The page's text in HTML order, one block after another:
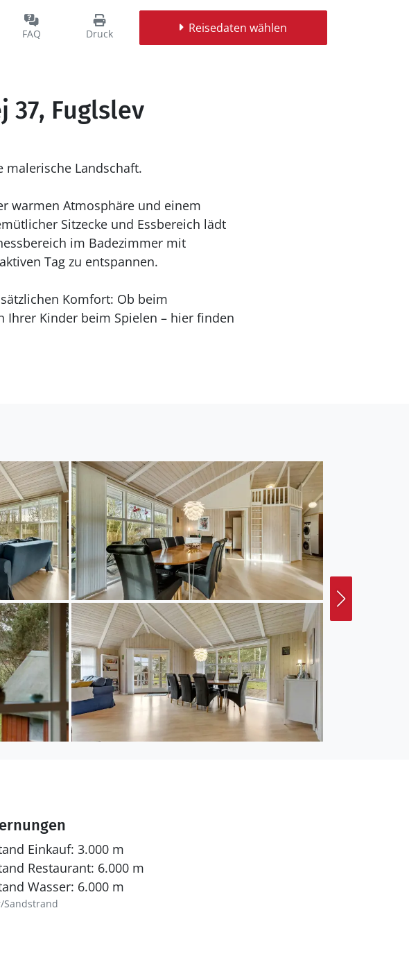
FAQ Druck Reisedaten wählen
37, Fuglslev
malerische Landschaft.
warmen Atmosphäre und einem
Sitzecke und Essbereich lädt
im Badezimmer mit
Tag zu entspannen.
Komfort: Ob beim
Ihrer Kinder beim Spielen – hier finden
Naturfreunde und Familien. In der
historischen Altstadt und dem
Meereswelt ist einen Ausflug wert.
Einkauf: 3.000 m
Restaurant: 6.000 m
Wasser: 6.000 m
Sandstrand